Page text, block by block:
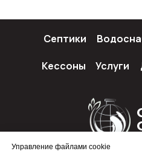
Управление файлами cookie
Септики
Кессоны Услуги